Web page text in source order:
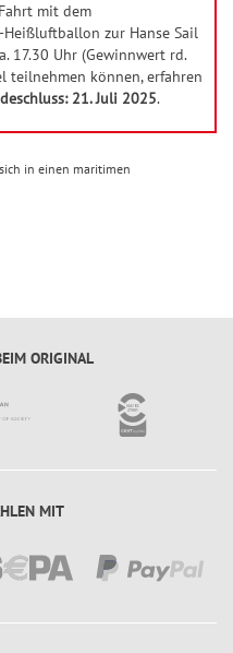
mit dem
Heißluftballon zur Hanse Sail
17.30 Uhr (Gewinnwert rd.
teilnehmen können, erfahren
21. Juli 2025.
in einen maritimen
ORIGINAL
MIT